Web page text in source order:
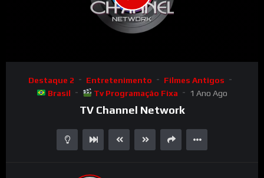
Destaque 2 Entretenimento
Filmes Antigos
Brasil
Tv Programação Fixa 1 Ano Ago
TV Channel Network